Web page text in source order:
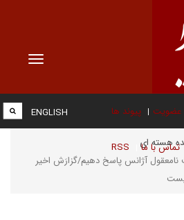
Toggle
عضویت پیوند ها
تماس با ما RSS
ENGLISH
هسته ای
نامعقول آژانس پاسخ دهیم/گزارَش اخیر